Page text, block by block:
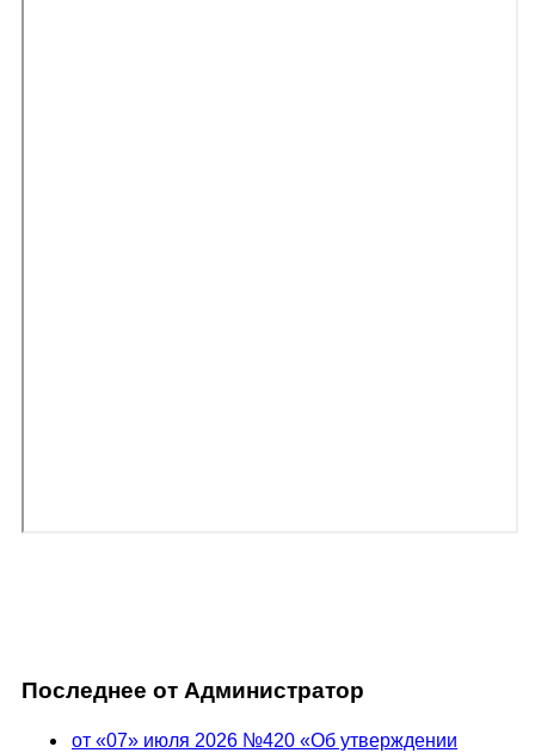
Последнее от Администратор
от «07» июля 2026 №420 «Об утверждении